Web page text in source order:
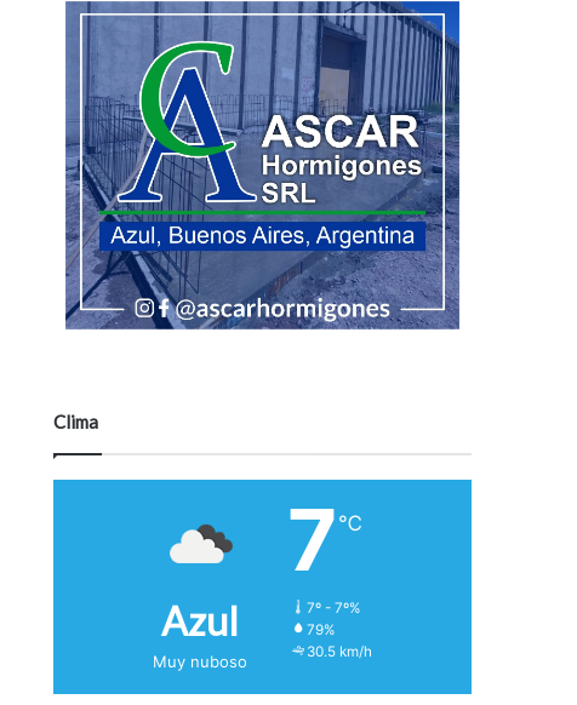
Clima
Azul
Muy nuboso
7 ℃
7º - 7º%
79%
30.5 km/h